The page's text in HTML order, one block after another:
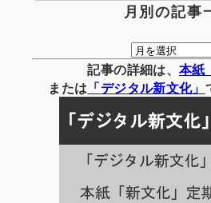
月別の記事
月
別
の
事
一
覧
記事の詳細は、 本紙
または 「デジタル新文化」